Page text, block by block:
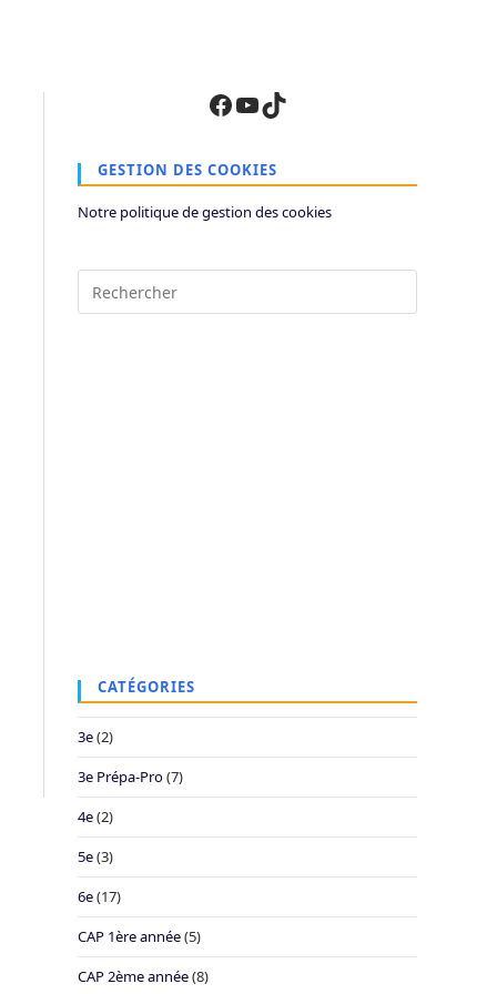
Facebook
YouTube
TikTok
GESTION DES COOKIES
Notre politique de gestion des cookies
Escape
CATÉGORIES
3e(2)
3e Prépa-Pro(7)
4e(2)
5e(3)
6e(17)
CAP 1ère année(5)
CAP 2ème année(8)